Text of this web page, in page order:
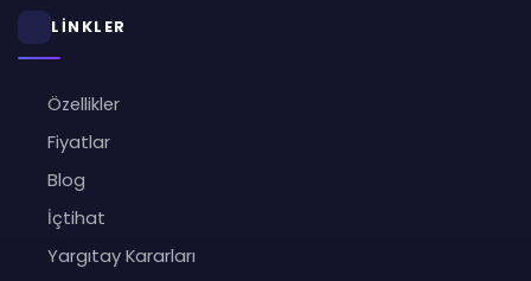
LİNKLER
Özellikler
Fiyatlar
Blog
İçtihat
Yargıtay Kararları